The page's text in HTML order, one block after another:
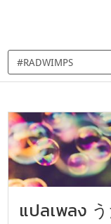
แปลเพลง